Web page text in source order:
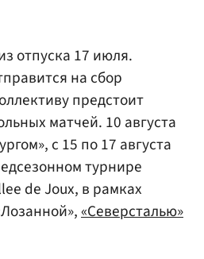
отпуска 17 июля.
на сбор
предстоит
матчей. 10 августа
с 15 по 17 августа
турнире
de Joux, в рамках
«Северсталью»